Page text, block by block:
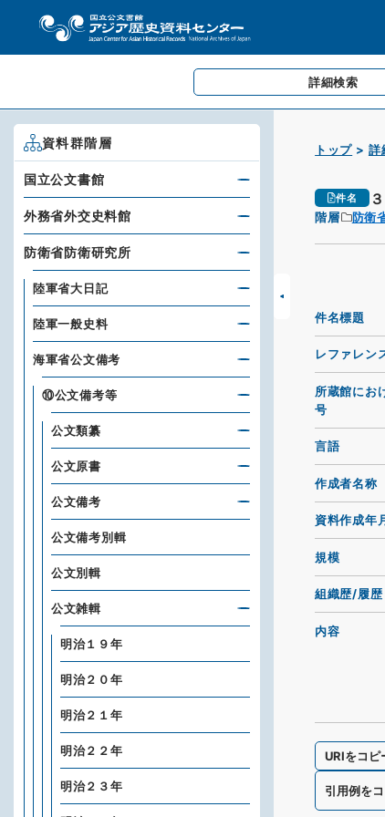
詳細検索
トップ 詳
件名
階層 防衛
件名標題
レファレン
所蔵館にお
号
言語
作成者名称
資料作成年
規模
組織歴/履歴
内容
URIをコピ
引用例を
資料群階層
国立公文書館
外務省外交史料館
防衛省防衛研究所
陸軍省大日記
陸軍一般史料
海軍省公文備考
⑩公文備考等
公文類纂
公文原書
公文備考
公文備考別輯
公文別輯
公文雑輯
明治１９年
明治２０年
明治２１年
明治２２年
明治２３年